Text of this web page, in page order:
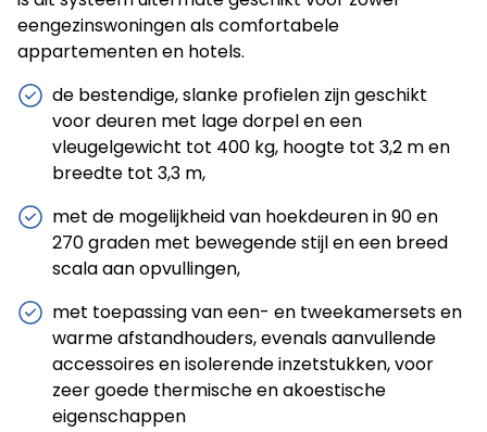
eengezinswoningen als comfortabele
appartementen en hotels.
de bestendige, slanke profielen zijn geschikt
voor deuren met lage dorpel en een
vleugelgewicht tot 400 kg, hoogte tot 3,2 m en
breedte tot 3,3 m,
met de mogelijkheid van hoekdeuren in 90 en
270 graden met bewegende stijl en een breed
scala aan opvullingen,
met toepassing van een- en tweekamersets en
warme afstandhouders, evenals aanvullende
accessoires en isolerende inzetstukken, voor
zeer goede thermische en akoestische
eigenschappen